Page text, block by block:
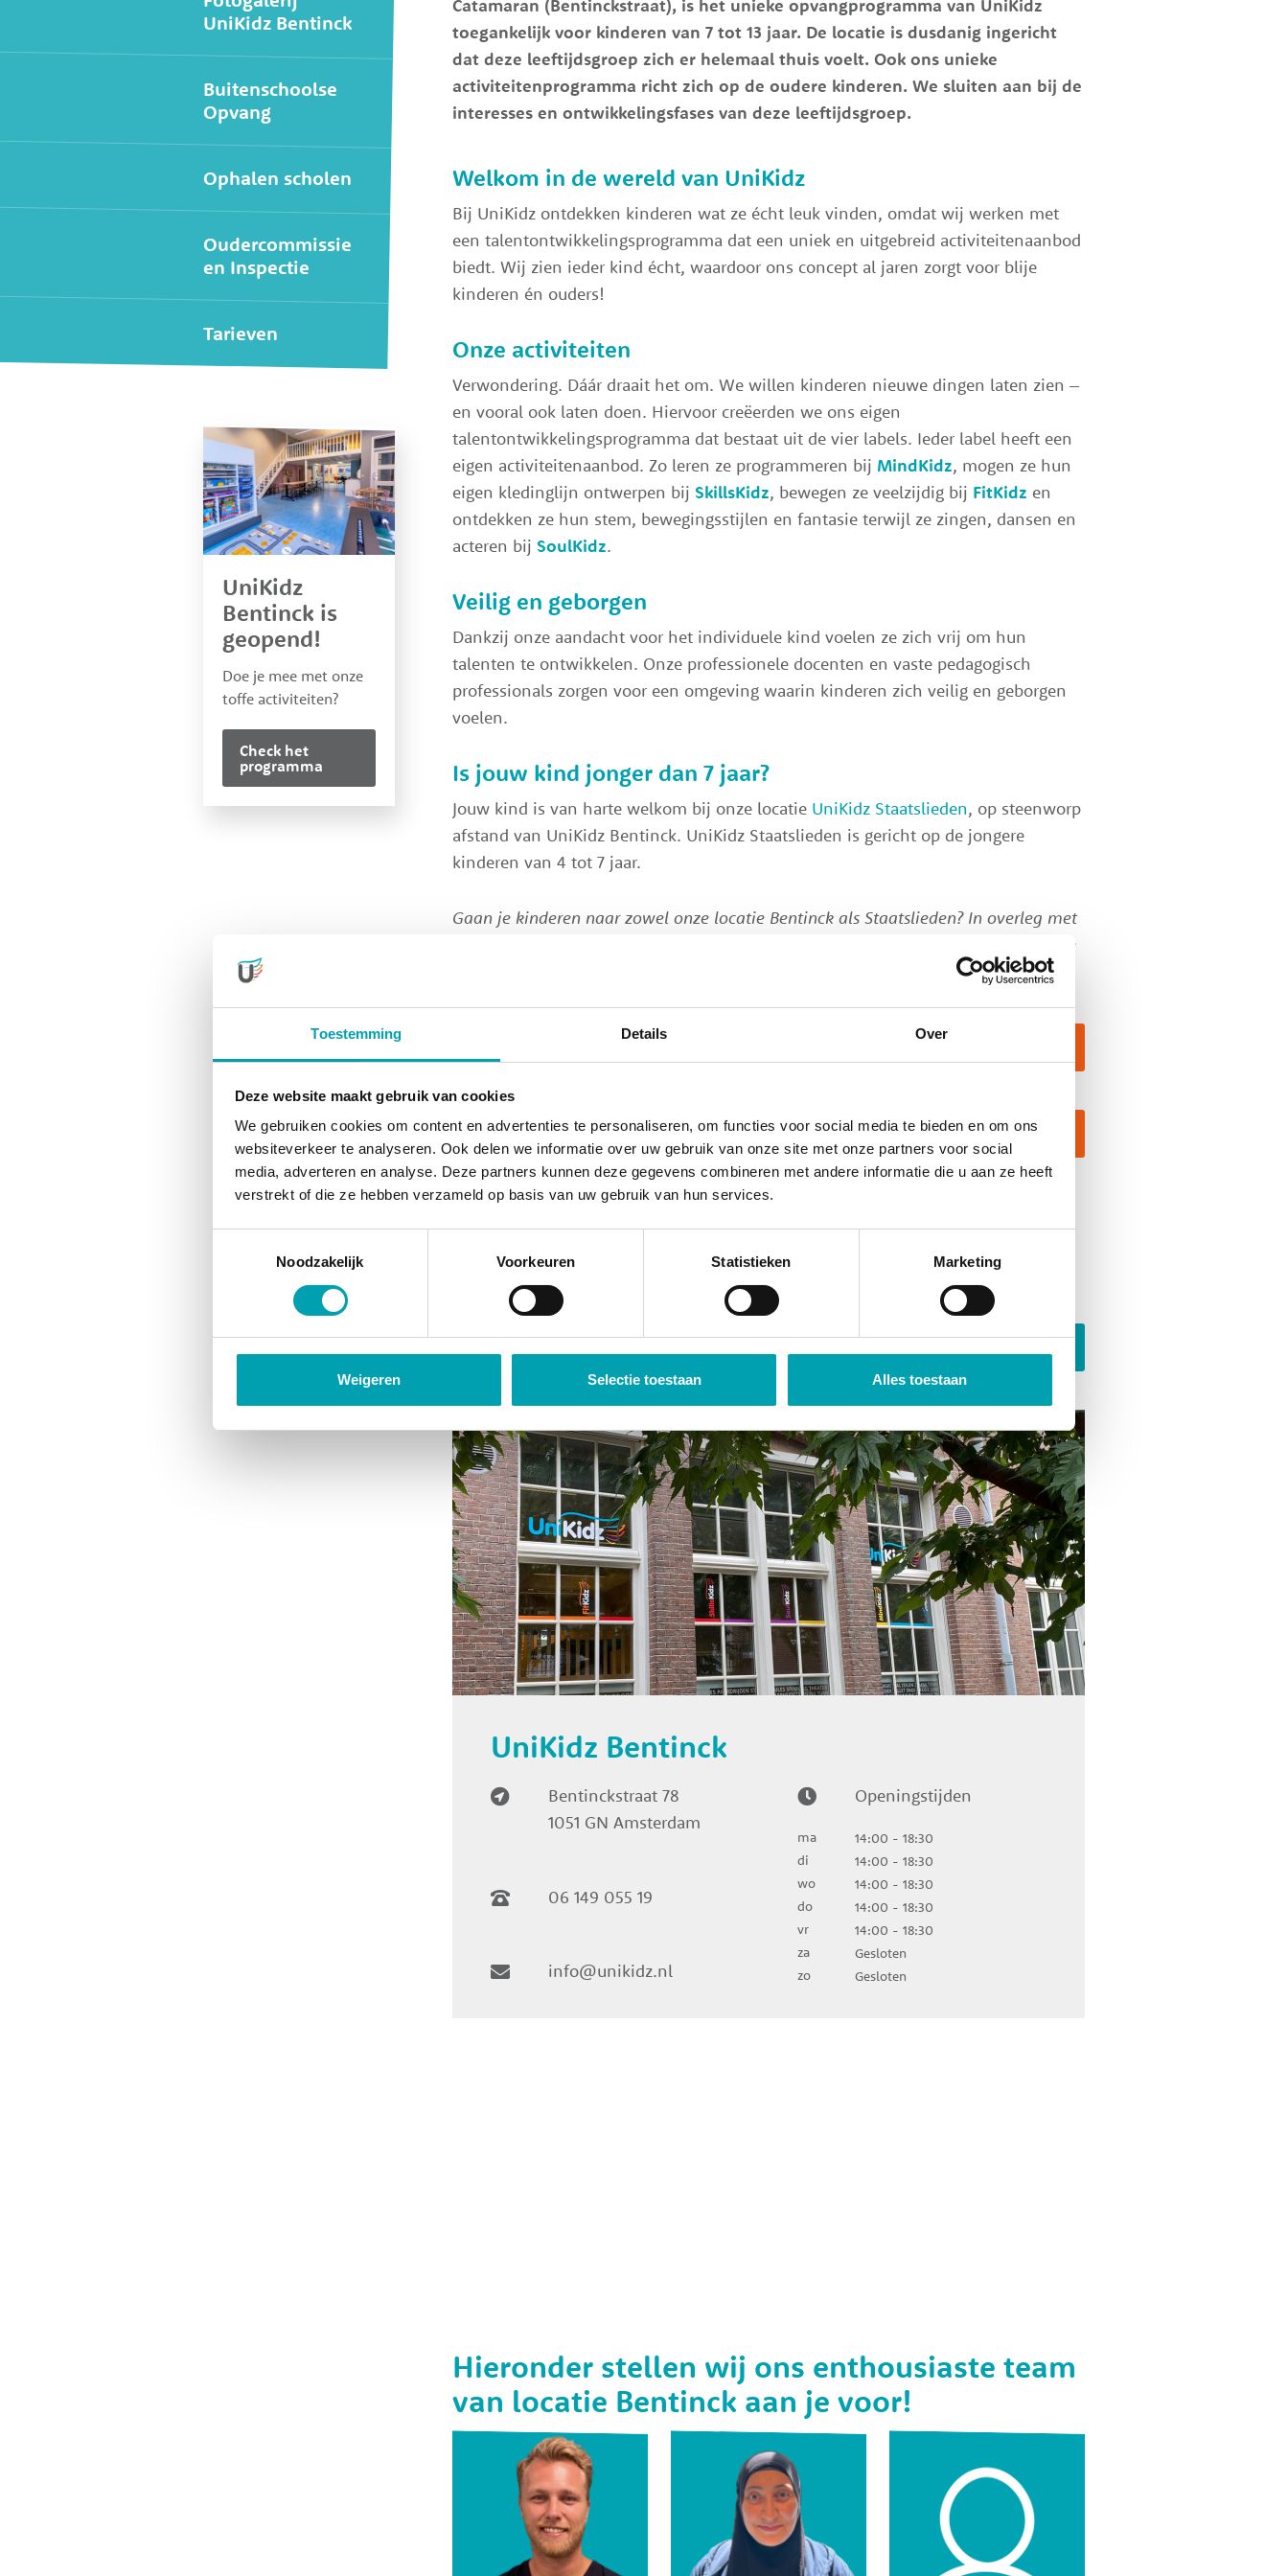
Toestemming Details Over
Deze website maakt gebruik van cookies
We gebruiken cookies om content en advertenties te personaliseren, om functies voor social media te bieden en om ons
websiteverkeer te analyseren. Ook delen we informatie over uw gebruik van onze site met onze partners voor social
media, adverteren en analyse. Deze partners kunnen deze gegevens combineren met andere informatie die u aan ze heeft
verstrekt of die ze hebben verzameld op basis van uw gebruik van hun services.
Noodzakelijk
Voorkeuren Statistieken Marketing
Weigeren Selectie toestaan Alles toestaan
Catamaran (Bentinckstraat), is het unieke opvangprogramma van UniKidz
toegankelijk voor kinderen van 7 tot 13 jaar. De locatie is dusdanig ingericht
dat deze leeftijdsgroep zich er helemaal thuis voelt. Ook ons unieke
activiteitenprogramma richt zich op de oudere kinderen. We sluiten aan bij de
interesses en ontwikkelingsfases van deze leeftijdsgroep.
Welkom in de wereld van UniKidz
Bij UniKidz ontdekken kinderen wat ze écht leuk vinden, omdat wij werken met
een talentontwikkelingsprogramma dat een uniek en uitgebreid activiteitenaanbod
biedt. Wij zien ieder kind écht, waardoor ons concept al jaren zorgt voor blije
kinderen én ouders!
Onze activiteiten
Verwondering. Dáár draait het om. We willen kinderen nieuwe dingen laten zien –
en vooral ook laten doen. Hiervoor creëerden we ons eigen
talentontwikkelingsprogramma dat bestaat uit de vier labels. Ieder label heeft een
eigen activiteitenaanbod. Zo leren ze programmeren bij MindKidz, mogen ze hun
eigen kledinglijn ontwerpen bij SkillsKidz, bewegen ze veelzijdig bij FitKidz en
ontdekken ze hun stem, bewegingsstijlen en fantasie terwijl ze zingen, dansen en
acteren bij SoulKidz.
Veilig en geborgen
Dankzij onze aandacht voor het individuele kind voelen ze zich vrij om hun
talenten te ontwikkelen. Onze professionele docenten en vaste pedagogisch
professionals zorgen voor een omgeving waarin kinderen zich veilig en geborgen
voelen.
Is jouw kind jonger dan 7 jaar?
Jouw kind is van harte welkom bij onze locatie UniKidz Staatslieden, op steenworp
afstand van UniKidz Bentinck. UniKidz Staatslieden is gericht op de jongere
kinderen van 4 tot 7 jaar.
Gaan je kinderen naar zowel onze locatie Bentinck als Staatslieden? In overleg met
de locatiemanager kun je je kinderen op een afgesproken tijdstip bij één van beide
Direct inschrijven bij UniKidz Bentinck
Meer weten?
rondleiding. Laat je gegevens achter en wij bellen je binnen één werkdag terug!
UniKidz Bentinck
Bentinckstraat 78
1051 GN Amsterdam
06 149 055 19
info@unikidz.nl
Openingstijden
ma
14:00 - 18:30
di
14:00 - 18:30
wo
14:00 - 18:30
do
14:00 - 18:30
vr
14:00 - 18:30
za
Gesloten
zo
Gesloten
Hieronder stellen wij ons enthousiaste team
van locatie Bentinck aan je voor!
UniKidz Bentinck
Buitenschoolse
Opvang
Ophalen scholen
Oudercommissie
en Inspectie
Tarieven
Widgets
UniKidz
Bentinck is
geopend!
Doe je mee met onze
toffe activiteiten?
Check het
programma